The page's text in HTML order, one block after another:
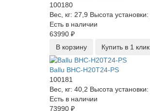
100180
Вес, кг: 27,9 Высота установки:
Есть в наличии
63990 ₽
В корзину
Купить в 1 клик
Ballu BHC-H20T24-PS
100181
Вес, кг: 40,2 Высота установки:
Есть в наличии
73990 ₽